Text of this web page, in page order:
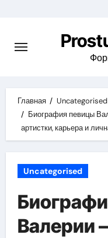
содержимому
Главная
Uncategorised
Биография певицы
артистки, карьера и
Uncategorised
Валерии